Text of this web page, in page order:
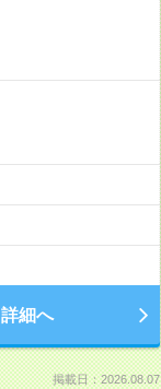
詳細へ
掲載日：2026.08.07